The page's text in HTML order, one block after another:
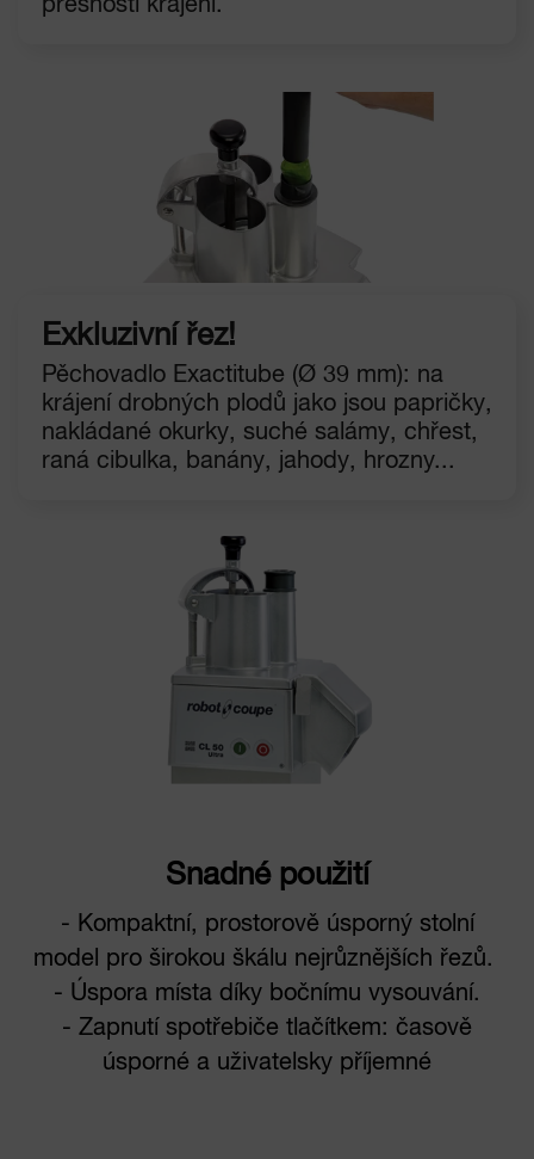
Exkluzivní řez!
Pěchovadlo Exactitube (Ø 39 mm): na
krájení drobných plodů jako jsou papričky,
nakládané okurky, suché salámy, chřest,
raná cibulka, banány, jahody, hrozny...
Snadné použití
- Kompaktní, prostorově úsporný stolní
model pro širokou škálu nejrůznějších řezů.
- Úspora místa díky bočnímu vysouvání.
- Zapnutí spotřebiče tlačítkem: časově
úsporné a uživatelsky příjemné